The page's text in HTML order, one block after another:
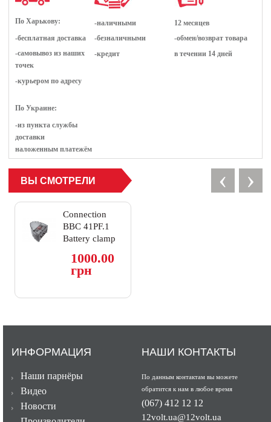
По Харькову:
-бесплатная доставка
-самовывоз из наших
точек
-курьером по адресу
По Украине:
-из пункта службы
доставки
наложенным платежём
-наличными
-безналичными
-кредит
12 месяцев
-обмен/возврат товара
в течении 14 дней
ВЫ СМОТРЕЛИ ‹ ›
Connection
BBC 41PF.1
Battery clamp
1000.00
грн
ИНФОРМАЦИЯ
Наши парнёры
Видео
Новости
НАШИ КОНТАКТЫ
По данным контактам вы можете
обратится к нам в любое время
(067) 412 12 12
12volt.ua@12volt.ua